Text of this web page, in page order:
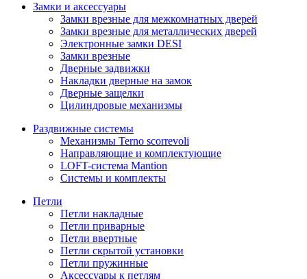
Замки и аксессуары
Замки врезные для межкомнатных дверей
Замки врезные для металлических дверей
Электронные замки DESI
Замки врезные
Дверные задвижки
Накладки дверные на замок
Дверные защелки
Цилиндровые механизмы
Раздвижные системы
Механизмы Terno scorrevoli
Направляющие и комплектующие
LOFT-cистема Mantion
Системы и комплекты
Петли
Петли накладные
Петли приварные
Петли ввертные
Петли скрытой установки
Петли пружинные
Аксессуары к петлям